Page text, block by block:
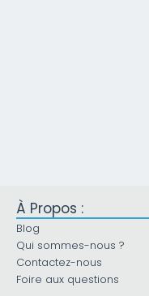
À Propos :
Blog
Qui sommes-nous ?
Contactez-nous
Foire aux questions